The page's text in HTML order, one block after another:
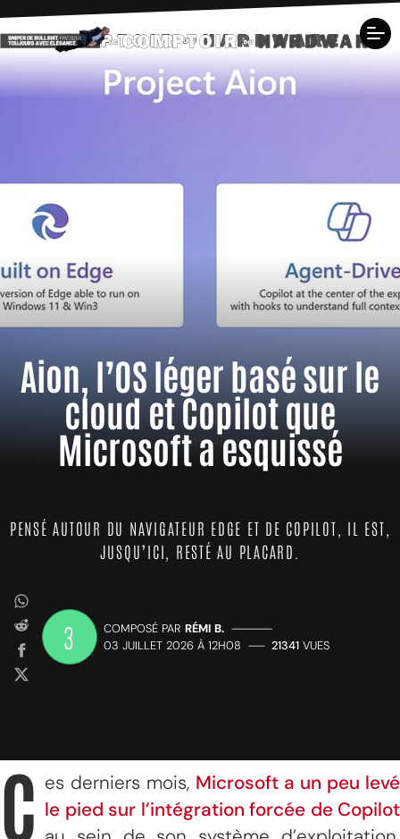
Aion, l’OS léger basé sur le
cloud et Copilot que
Microsoft a esquissé
PENSÉ AUTOUR DU NAVIGATEUR EDGE ET DE COPILOT, IL EST,
JUSQU’ICI, RESTÉ AU PLACARD.
3 COMPOSÉ PAR RÉMI B. —————
03 JUILLET 2026 À 12H08 —— 21341 VUES
C es derniers mois, Microsoft a un peu levé
le pied sur l’intégration forcée de Copilot